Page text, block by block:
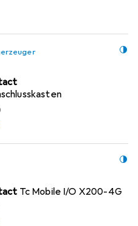
Tc Mobile I/O X200-4G